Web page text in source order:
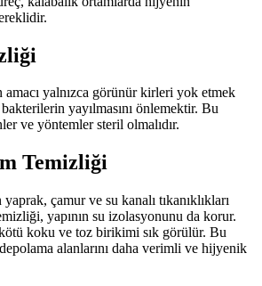
yalnızca görünür kirleri yok etmek
yayılmasını önlemektir. Bu
ve yöntemler steril olmalıdır.
Temizliği
çamur ve su kanalı tıkanıklıkları
yapının su izolasyonunu da korur.
koku ve toz birikimi sık görülür. Bu
alanlarını daha verimli ve hijyenik